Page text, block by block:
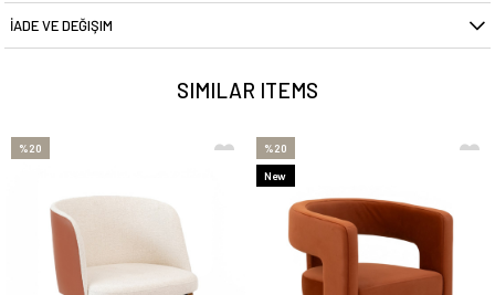
İADE VE DEĞIŞIM
SIMILAR ITEMS
%20 %20